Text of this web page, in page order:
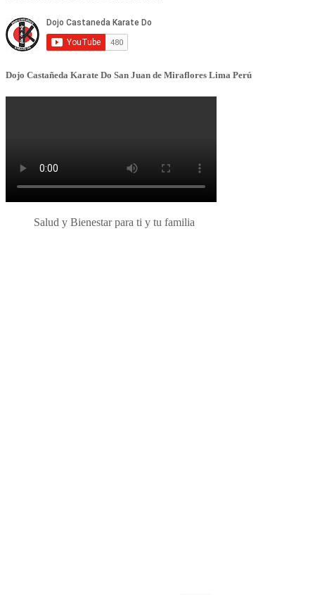
Dojo Castañeda Karate Do San Juan de Miraflores Lima Perú
Salud y Bienestar para ti y tu familia